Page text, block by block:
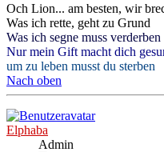
Och Lion... am besten, wir
Was ich rette, geht zu Grund
Was ich segne muss verderben
Nur mein Gift macht dich
um zu leben musst du sterben
Nach oben
Elphaba
Admin